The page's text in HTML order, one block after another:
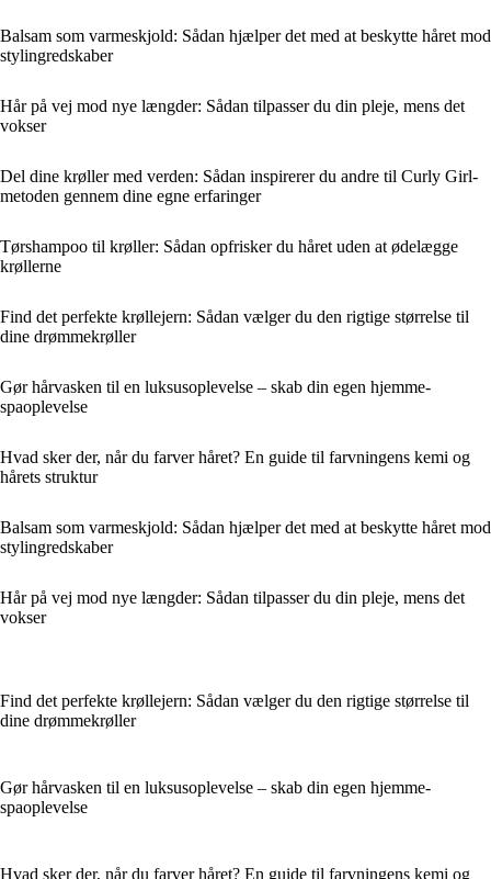
Balsam som varmeskjold: Sådan hjælper det med at beskytte håret mod
stylingredskaber
Hår på vej mod nye længder: Sådan tilpasser du din pleje, mens det
vokser
Del dine krøller med verden: Sådan inspirerer du andre til Curly Girl-
metoden gennem dine egne erfaringer
Tørshampoo til krøller: Sådan opfrisker du håret uden at ødelægge
krøllerne
Find det perfekte krøllejern: Sådan vælger du den rigtige størrelse til
dine drømmekrøller
Gør hårvasken til en luksusoplevelse – skab din egen hjemme-
spaoplevelse
Hvad sker der, når du farver håret? En guide til farvningens kemi og
hårets struktur
Balsam som varmeskjold: Sådan hjælper det med at beskytte håret mod
stylingredskaber
Hår på vej mod nye længder: Sådan tilpasser du din pleje, mens det
vokser
Find det perfekte krøllejern: Sådan vælger du den rigtige størrelse til
dine drømmekrøller
Gør hårvasken til en luksusoplevelse – skab din egen hjemme-
spaoplevelse
Hvad sker der, når du farver håret? En guide til farvningens kemi og